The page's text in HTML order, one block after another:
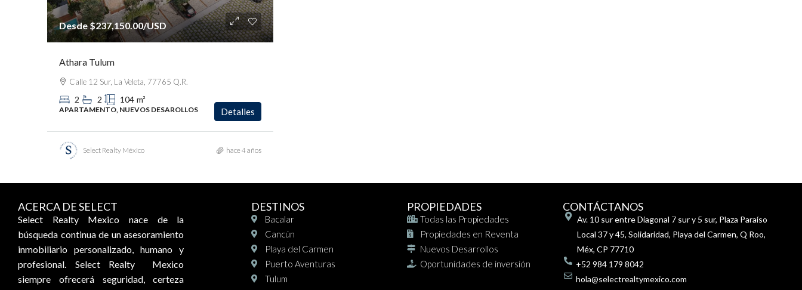
Desde$237,150.00/USD
Athara Tulum
Calle 12 Sur, La Veleta, 77765 Q.R.
2 2 104 m²
APARTAMENTO, NUEVOS DESAROLLOS Detalles
Select Realty México hace 4 años
ACERCA DE SELECT
Select Realty Mexico nace de la
búsqueda continua de un asesoramiento
inmobiliario personalizado, humano y
profesional. Select Realty Mexico
siempre ofrecerá seguridad, certeza
DESTINOS
Bacalar
Cancún
Playa del Carmen
Puerto Aventuras
Tulum
PROPIEDADES
Todas las Propiedades
Propiedades en Reventa
Nuevos Desarrollos
Oportunidades de inversión
CONTÁCTANOS
Av. 10 sur entre Diagonal 7 sur y 5 sur, Plaza Paraíso
Local 37 y 45, Solidaridad, Playa del Carmen, Q Roo,
Méx, CP 77710
+52 984 179 8042
hola@selectrealtymexico.com